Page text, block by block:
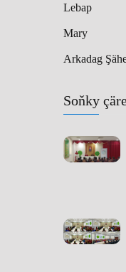
Lebap
Mary
Arkadag
Soňky